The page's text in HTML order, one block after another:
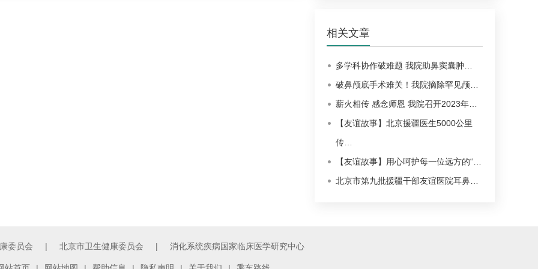
相关文章
多学科协作破难题 我院助鼻窦囊肿…
破鼻颅底手术难关！我院摘除罕见颅…
薪火相传 感念师恩 我院召开2023年…
【友谊故事】北京援疆医生5000公里
传…
【友谊故事】用心呵护每一位远方的“…
北京市第九批援疆干部友谊医院耳鼻…
委员会 | 北京市卫生健康委员会 | 消化系统疾病国家临床医学研究中心